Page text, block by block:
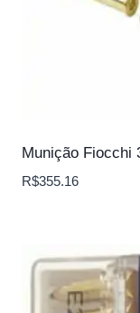
Munição Fiocchi
R$355.16